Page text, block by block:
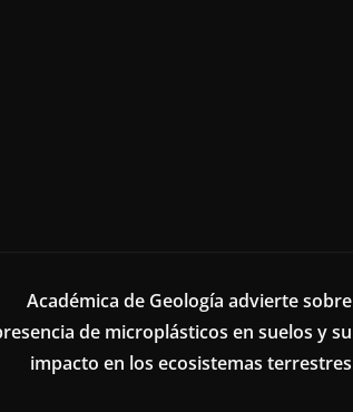
Académica de Geología advierte sobre
de microplásticos en suelos y su
impacto en los ecosistemas terrestres